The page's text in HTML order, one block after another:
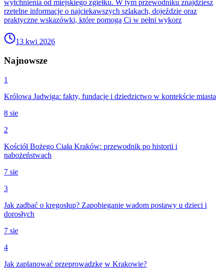
wytchnienia od miejskiego zgiełku. W tym przewodniku znajdziesz
rzetelne informacje o najciekawszych szlakach, dojeździe oraz
praktyczne wskazówki, które pomogą Ci w pełni wykorz
13 kwi 2026
Najnowsze
1
Królowa Jadwiga: fakty, fundacje i dziedzictwo w kontekście miasta
8 sie
2
Kościół Bożego Ciała Kraków: przewodnik po historii i
nabożeństwach
7 sie
3
Jak zadbać o kręgosłup? Zapobieganie wadom postawy u dzieci i
dorosłych
7 sie
4
Jak zaplanować przeprowadzkę w Krakowie?